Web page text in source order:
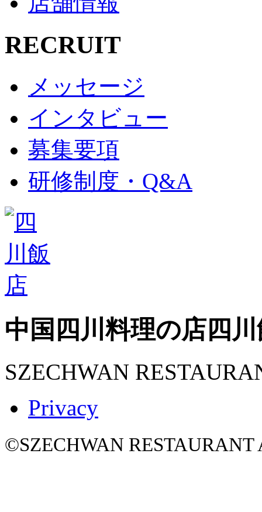
RECRUIT
メッセージ
インタビュー
募集要項
研修制度・Q&A
中国四川料理の店 四
SZECHWAN
Privacy
©SZECHWAN RESTAURANT